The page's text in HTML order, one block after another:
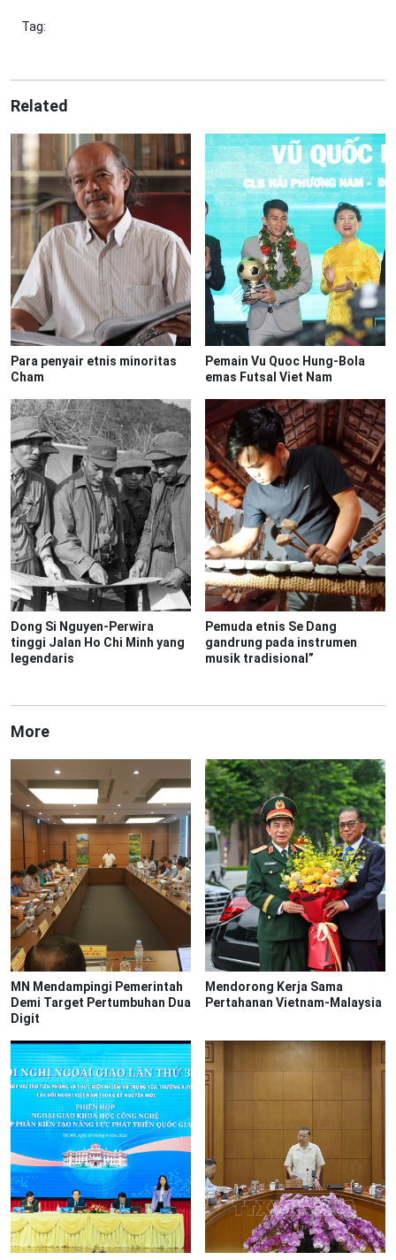
Tag:
Related
Para penyair etnis minoritas
Cham
Pemain Vu Quoc Hung-Bola
emas Futsal Viet Nam
Dong Si Nguyen-Perwira
tinggi Jalan Ho Chi Minh yang
legendaris
Pemuda etnis Se Dang
gandrung pada instrumen
musik tradisional”
More
MN Mendampingi Pemerintah
Demi Target Pertumbuhan Dua
Digit
Mendorong Kerja Sama
Pertahanan Vietnam-Malaysia